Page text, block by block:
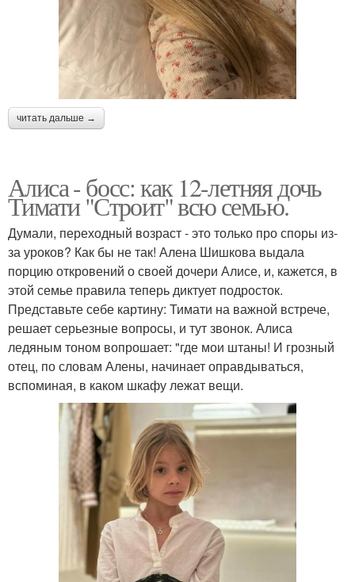
читать дальше →
Алиса - босс: как 12-летняя дочь
Тимати "Строит" всю семью.
Думали, переходный возраст - это только про споры из-
за уроков? Как бы не так! Алена Шишкова выдала
порцию откровений о своей дочери Алисе, и, кажется, в
этой семье правила теперь диктует подросток.
Представьте себе картину: Тимати на важной встрече,
решает серьезные вопросы, и тут звонок. Алиса
ледяным тоном вопрошает: "где мои штаны! И грозный
отец, по словам Алены, начинает оправдываться,
вспоминая, в каком шкафу лежат вещи.